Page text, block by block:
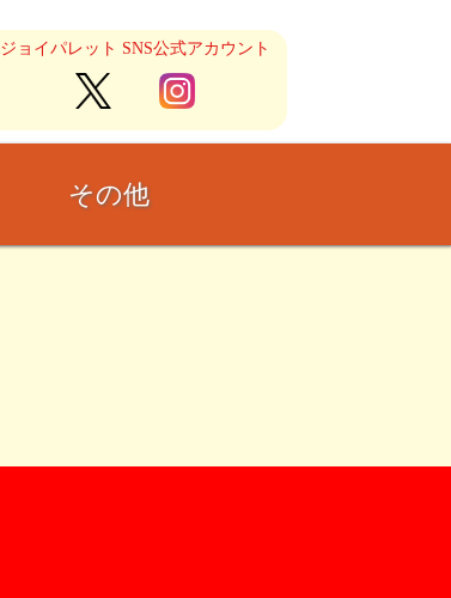
ジョイパレット SNS公式アカウント
その他